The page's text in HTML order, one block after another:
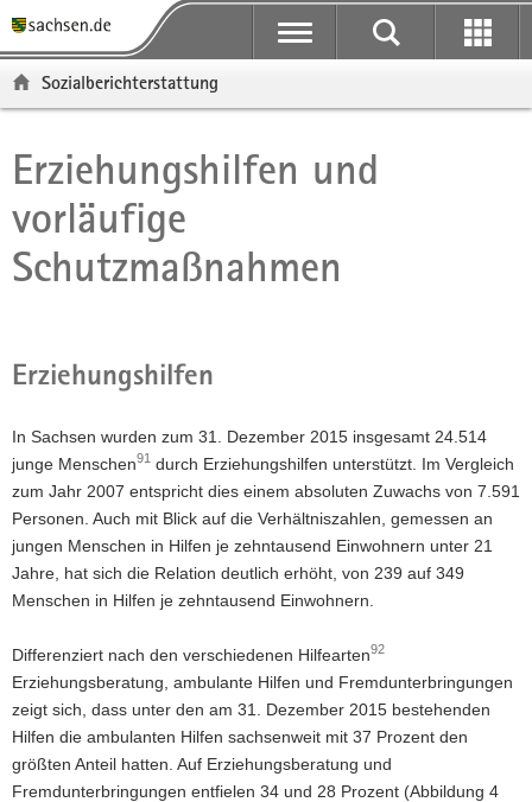
t
ü
e
r
g
i
n
d
e
N
a
v
i
a
t
i
o
n
t
n
v
i
g
i
p
n
a
l
t
t
-
e
r
e
h
Sozialberichterstattung
Hauptinhalt
Erziehungshilfen und
vorläufige
Schutzmaßnahmen
Erziehungshilfen
In Sachsen wurden zum 31. Dezember 2015 insgesamt 24.514
junge Menschen91 durch Erziehungshilfen unterstützt. Im Vergleich
zum Jahr 2007 entspricht dies einem absoluten Zuwachs von 7.591
Personen. Auch mit Blick auf die Verhältniszahlen, gemessen an
jungen Menschen in Hilfen je zehntausend Einwohnern unter 21
Jahre, hat sich die Relation deutlich erhöht, von 239 auf 349
Menschen in Hilfen je zehntausend Einwohnern.
Differenziert nach den verschiedenen Hilfearten92
Erziehungsberatung, ambulante Hilfen und Fremdunterbringungen
zeigt sich, dass unter den am 31. Dezember 2015 bestehenden
Hilfen die ambulanten Hilfen sachsenweit mit 37 Prozent den
größten Anteil hatten. Auf Erziehungsberatung und
Fremdunterbringungen entfielen 34 und 28 Prozent (Abbildung 4